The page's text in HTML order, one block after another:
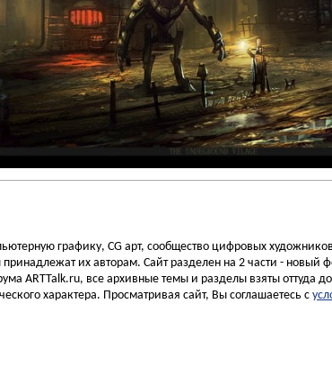
графику, CG арт, сообщество цифровых
их авторам. Сайт разделен на 2 части - новый
ARTTalk.ru, все архивные темы и разделы взяты оттуда
характера. Просматривая сайт, Вы соглашаетесь с